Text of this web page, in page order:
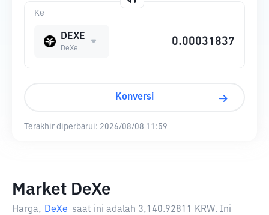
Ke
DEXE
DeXe
Konversi
Terakhir diperbarui: 2026/08/08 11:59
Market DeXe
Harga, DeXe saat ini adalah 3,140.92811 KRW. Ini